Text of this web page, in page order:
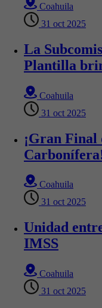
Coahuila
31 oct 2025
La
Plantilla
Coahuila
31 oct 2025
¡Gran Final
Coahuila
31 oct 2025
Unidad
IMSS
Coahuila
31 oct 2025